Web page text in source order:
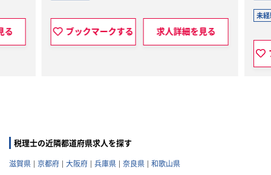
ブックマークする 求人詳細を見る
未経
税理士の近隣都道府県求人を探す
滋賀県 京都府 大阪府 兵庫県 奈良県 和歌山県